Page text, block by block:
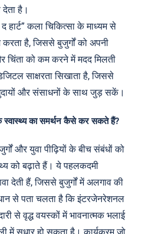
देता है।
हार्ट” कला चिकित्सा के माध्यम से
है, जिससे बुजुर्गों को अपनी
चिंता को कम करने में मदद मिलती
साक्षरता सिखाता है, जिससे
और संसाधनों के साथ जुड़ सकें।
स्वास्थ्य का समर्थन कैसे कर सकते हैं?
और युवा पीढ़ियों के बीच संबंधों को
को बढ़ाते हैं। ये पहलकदमी
देती हैं, जिससे बुजुर्गों में अलगाव की
से पता चलता है कि इंटरजेनरेशनल
से वृद्ध वयस्कों में भावनात्मक भलाई